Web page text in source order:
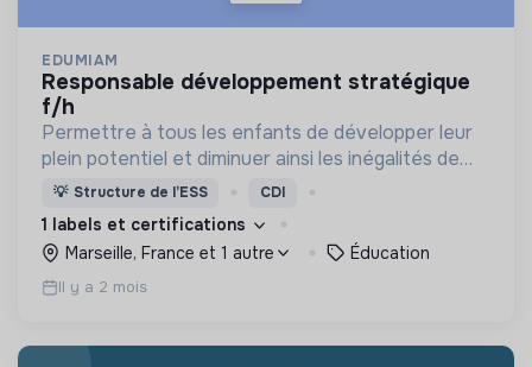
EDUMIAM
responsable développement stratégique
f/h
Permettre à tous les enfants de développer leur
plein potentiel et diminuer ainsi les inégalités de
destin...rien que ça !
💡 Structure de l’ESS CDI
1 labels et certifications
Marseille, France et 1 autre
Éducation
Il y a 2 mois